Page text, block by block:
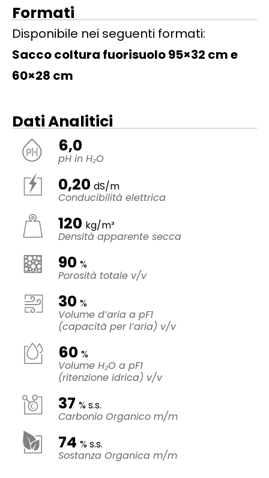
Formati
Disponibile nei seguenti formati:
Sacco coltura fuorisuolo 95×32 cm e
60×28 cm
Dati Analitici
6,0
pH in H₂O
0,20dS/m
Conducibilità elettrica
120 kg/m³
Densità apparente secca
90%
Porosità totale v/v
30%
Volume d’aria a pF1
(capacità per l’aria) v/v
60%
Volume H₂O a pF1
(ritenzione idrica) v/v
37% s.s.
Carbonio Organico m/m
74% s.s.
Sostanza Organica m/m